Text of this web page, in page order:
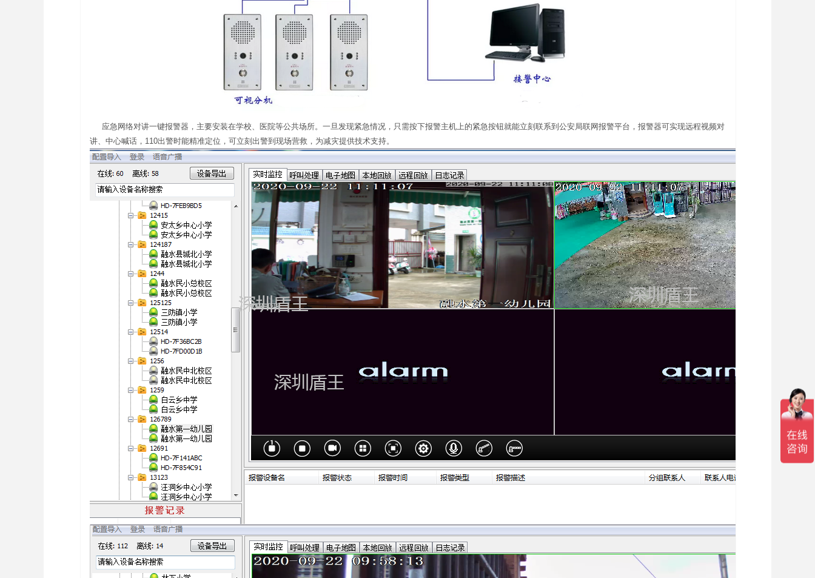
应急网络对讲一键报警器，主要安装在学校、医院等公共场所。一旦发现紧急情况，只需按下报警主机上的紧急按钮就能立刻联系到公安局联网报警平台，报警器可实现远程视频对
讲、中心喊话，110出警时能精准定位，可立刻出警到现场营救，为减灾提供技术支持。